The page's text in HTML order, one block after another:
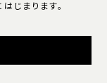
じまります。